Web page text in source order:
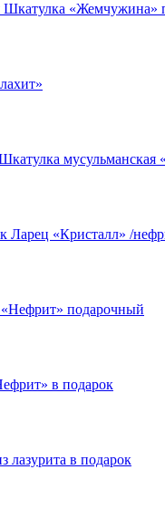
Шкатулка «Жемчужина»
мусульманская
Ларец «Кристалл» /
подарочный
в подарок
лазурита в подарок